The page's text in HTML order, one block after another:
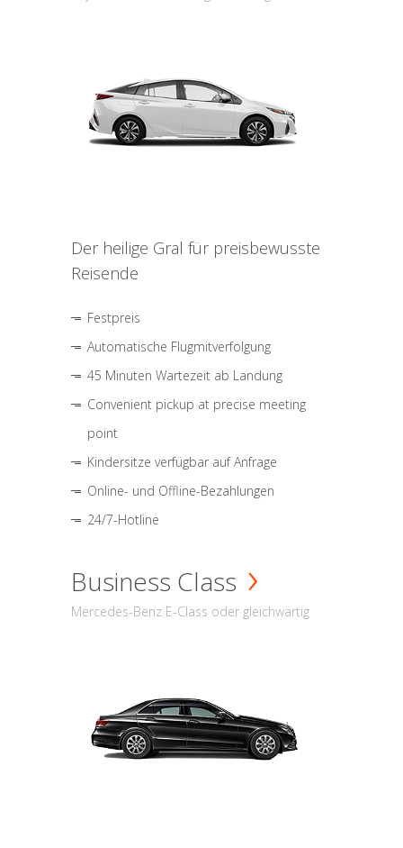
Der heilige Gral für preisbewusste
Reisende
Festpreis
Automatische Flugmitverfolgung
45 Minuten Wartezeit ab Landung
Convenient pickup at precise meeting
point
Kindersitze verfügbar auf Anfrage
Online- und Offline-Bezahlungen
24/7-Hotline
Business Class
Mercedes-Benz E-Class oder gleichwärtig